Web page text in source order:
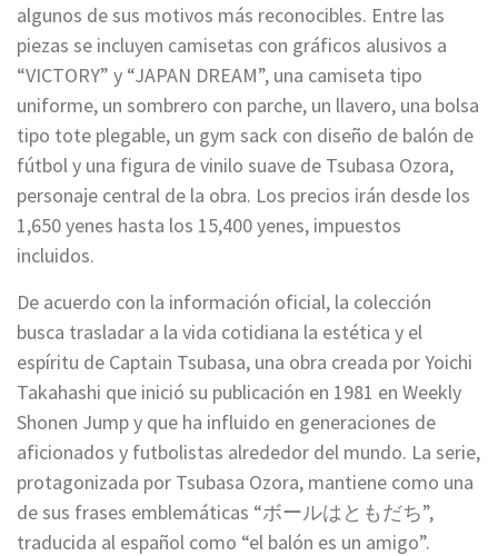
algunos de sus motivos más reconocibles. Entre las
piezas se incluyen camisetas con gráficos alusivos a
“VICTORY” y “JAPAN DREAM”, una camiseta tipo
uniforme, un sombrero con parche, un llavero, una bolsa
tipo tote plegable, un gym sack con diseño de balón de
fútbol y una figura de vinilo suave de Tsubasa Ozora,
personaje central de la obra. Los precios irán desde los
1,650 yenes hasta los 15,400 yenes, impuestos
incluidos.
De acuerdo con la información oficial, la colección
busca trasladar a la vida cotidiana la estética y el
espíritu de Captain Tsubasa, una obra creada por Yoichi
Takahashi que inició su publicación en 1981 en Weekly
Shonen Jump y que ha influido en generaciones de
aficionados y futbolistas alrededor del mundo. La serie,
protagonizada por Tsubasa Ozora, mantiene como una
de sus frases emblemáticas “ボールはともだち”,
traducida al español como “el balón es un amigo”.